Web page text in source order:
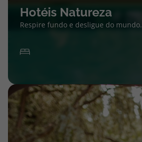
Hotéis Natureza
Respire fundo e desligue do mundo.